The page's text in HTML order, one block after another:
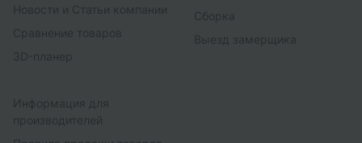
Новости и Статьи компании
Сравнение товаров
3D-планер
Сборка
Выезд замерщика
Информация для
производителей